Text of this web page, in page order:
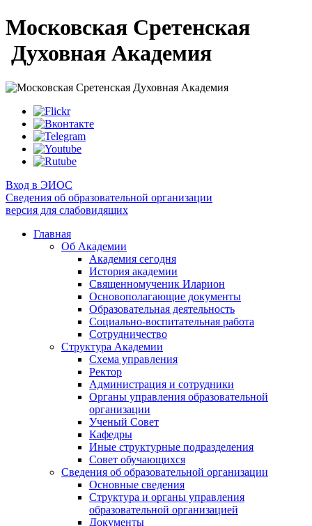
Московская Сретенская
Духовная Академия
Вход в ЭИОС
Сведения об образовательной организации
версия для слабовидящих
Главная
Об Академии
Академия сегодня
История академии
Священномученик Иларион
Основополагающие документы
Образовательная деятельность
Социально-воспитательная работа
Сотрудничество
Структура Академии
Схема управления
Ректор
Администрация и сотрудники
Органы управления образовательной
организации
Ученый Совет
Кафедры
Иные структурные подразделения
Совет обучающихся
Сведения об образовательной организации
Основные сведения
Структура и органы управления
образовательной организацией
Документы